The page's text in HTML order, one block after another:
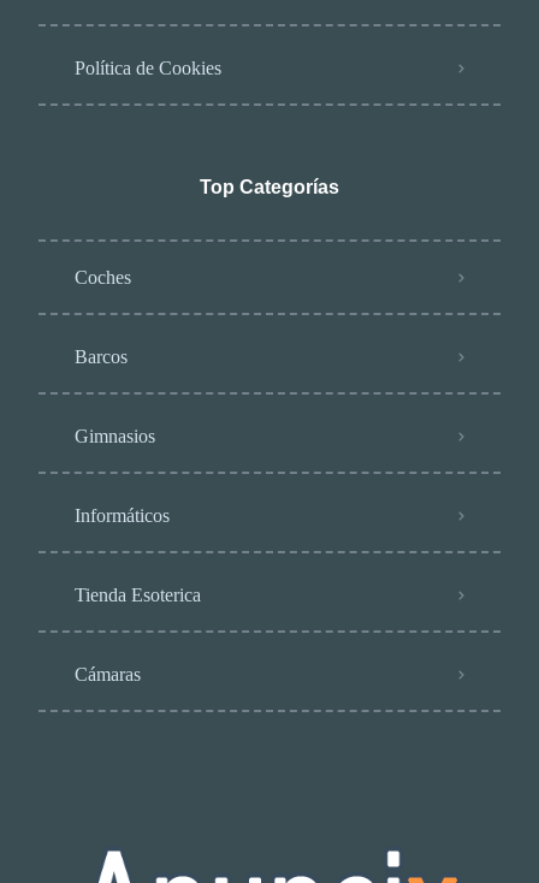
Política de Cookies
Top Categorías
Coches
Barcos
Gimnasios
Informáticos
Tienda Esoterica
Cámaras